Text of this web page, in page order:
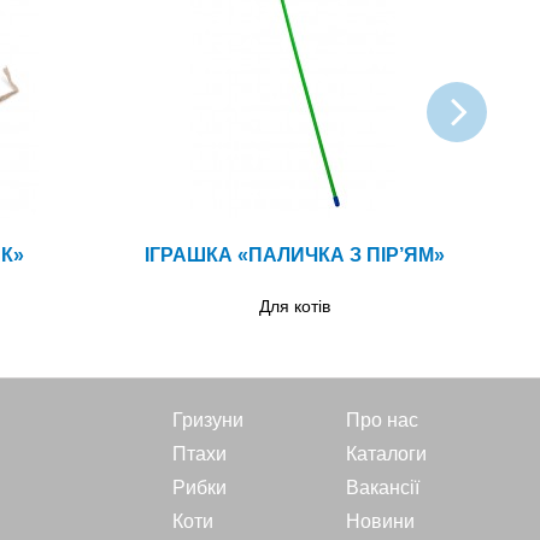
ІГРАШКА «ПАЛИЧКА З ПІР’ЯМ»
Для котів
Гризуни
Птахи
Рибки
Коти
Про нас
Каталоги
Вакансії
Новини